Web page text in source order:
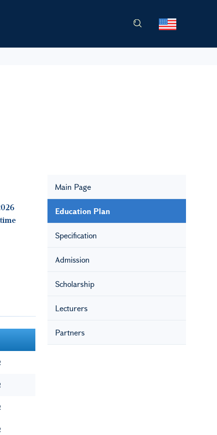
Main Page
Education Plan
Specification
Admission
Scholarship
Lecturers
Partners